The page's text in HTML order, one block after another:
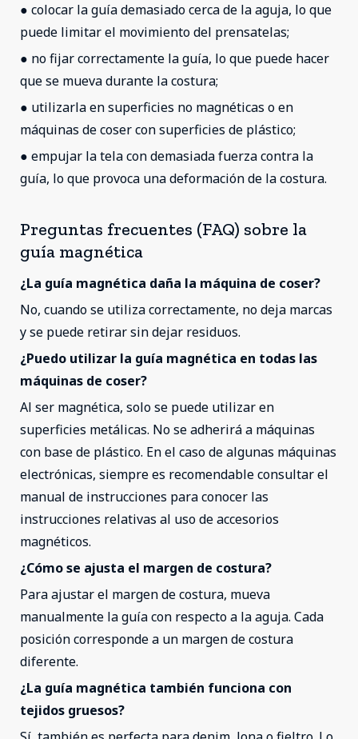
● colocar la guía demasiado cerca de la aguja, lo que
puede limitar el movimiento del prensatelas;
● no fijar correctamente la guía, lo que puede hacer
que se mueva durante la costura;
● utilizarla en superficies no magnéticas o en
máquinas de coser con superficies de plástico;
● empujar la tela con demasiada fuerza contra la
guía, lo que provoca una deformación de la costura.
Preguntas frecuentes (FAQ) sobre la
guía magnética
¿La guía magnética daña la máquina de coser?
No, cuando se utiliza correctamente, no deja marcas
y se puede retirar sin dejar residuos.
¿Puedo utilizar la guía magnética en todas las
máquinas de coser?
Al ser magnética, solo se puede utilizar en
superficies metálicas. No se adherirá a máquinas
con base de plástico. En el caso de algunas máquinas
electrónicas, siempre es recomendable consultar el
manual de instrucciones para conocer las
instrucciones relativas al uso de accesorios
magnéticos.
¿Cómo se ajusta el margen de costura?
Para ajustar el margen de costura, mueva
manualmente la guía con respecto a la aguja. Cada
posición corresponde a un margen de costura
diferente.
¿La guía magnética también funciona con
tejidos gruesos?